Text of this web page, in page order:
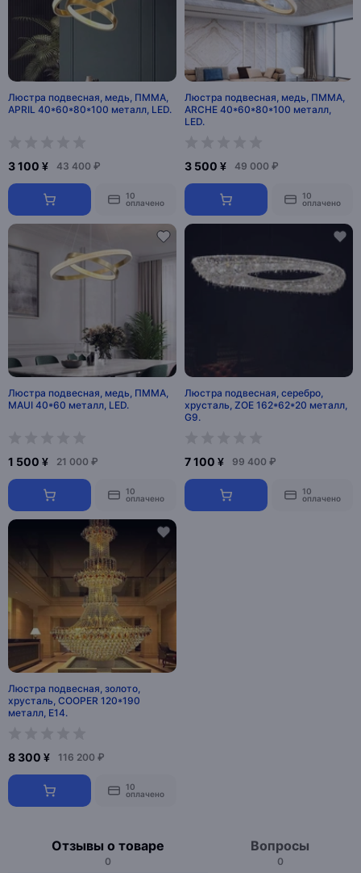
Люстра подвесная, медь, ПММА,
APRIL 40*60*80*100 металл, LED.
3 100 ¥ 43 400 ₽
10
оплачено
Люстра подвесная, медь, ПММА,
ARCHE 40*60*80*100 металл,
LED.
3 500 ¥ 49 000 ₽
10
оплачено
Люстра подвесная, медь, ПММА,
MAUI 40*60 металл, LED.
1 500 ¥ 21 000 ₽
10
оплачено
Люстра подвесная, серебро,
хрусталь, ZOE 162*62*20 металл,
G9.
7 100 ¥ 99 400 ₽
10
оплачено
Люстра подвесная, золото,
хрусталь, COOPER 120*190
металл, E14.
8 300 ¥ 116 200 ₽
10
оплачено
Отзывы о товаре
0
Вопросы
0